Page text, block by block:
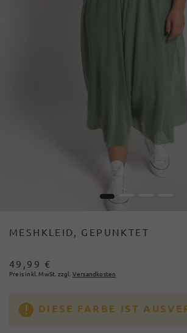
1 2
MESHKLEID, GEPUNKTET
49,99 €
Preis inkl. MwSt. zzgl. Versandkosten
DIESE FARBE IST